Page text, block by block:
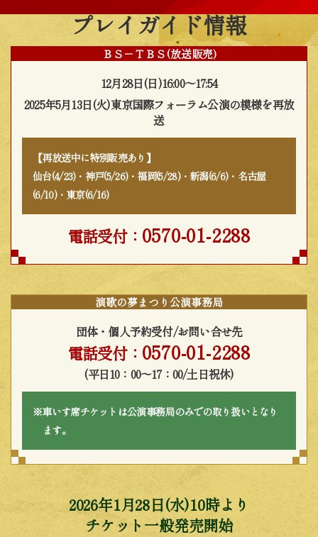
プレイガイド情報
ＢＳ－ＴＢＳ(放送販売)
12月28日(日)16:00～17:54
2025年5月13日(火)東京国際フォーラム公演の模様を再放
送
【再放送中に特別販売あり】
仙台(4/23)・神戸(5/26)・福岡(5/28)・新潟(6/6)・名古屋
(6/10)・東京(6/16)
電話受付： 0570-01-2288
演歌の夢まつり公演事務局
団体・個人予約受付/お問い合せ先
電話受付： 0570-01-2288
(平日10：00～17：00/土日祝休)
※車いす席チケットは公演事務局のみでの取り扱いとなり
ます。
2026年1月28日(水)10時より
チケット一般発売開始